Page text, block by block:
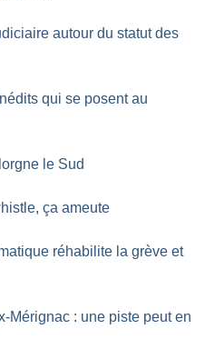
autour du statut des
qui se posent au
le Sud
ça ameute
réhabilite la grève et
Mérignac : une piste peut en